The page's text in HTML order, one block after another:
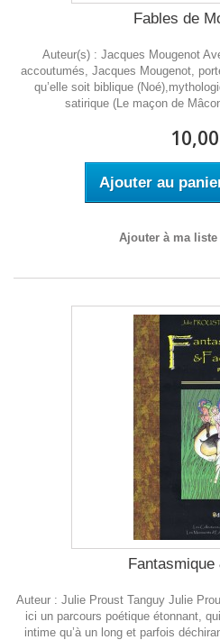
Fables de
Auteur(s) : Jacques Mougenot
accoutumés, Jacques Mougenot,
qu’elle soit biblique
satirique (Le maçon de
Ajouter au
Ajouter à ma
Fantasmique
Auteur : Julie Proust Tanguy Julie
ici un parcours poétique étonnant,
intime qu’à un long et parfois